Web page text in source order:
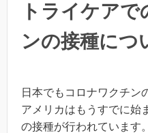
トライケア
ンの接種につ
日本でもコロナワクチン
アメリカはもうすでに始
の接種が行われています